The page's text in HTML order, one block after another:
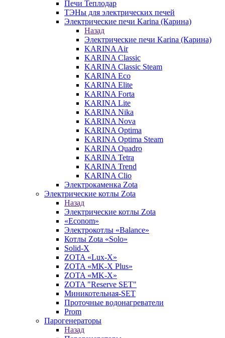
Печи Теплодар
ТЭНы для электрических печей
Электрические печи Karina (Карина)
Назад
Электрические печи Karina (Карина)
KARINA Air
KARINA Classic
KARINA Classic Steam
KARINA Eco
KARINA Elite
KARINA Forta
KARINA Lite
KARINA Nika
KARINA Nova
KARINA Optima
KARINA Optima Steam
KARINA Quadro
KARINA Tetra
KARINA Trend
KARINA Clio
Электрокаменка Zota
Электрические котлы Zota
Назад
Электрические котлы Zota
«Econom»
Электрокотлы «Balance»
Котлы Zota «Solo»
Solid-X
ZOTA «Lux-X»
ZOTA «MK-X Plus»
ZOTA «MK-X»
ZOTA "Reserve SET"
Миникотельная-SET
Проточные водонагреватели
Prom
Парогенераторы
Назад